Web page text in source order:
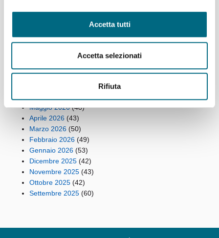
Accetta tutti
Accetta selezionati
Rifiuta
Archivi
Agosto 2026(9)
Maggio 2026(48)
Aprile 2026 (43)
Marzo 2026 (50)
Febbraio 2026 (49)
Gennaio 2026 (53)
Dicembre 2025 (42)
Novembre 2025 (43)
Ottobre 2025 (42)
Settembre 2025 (60)